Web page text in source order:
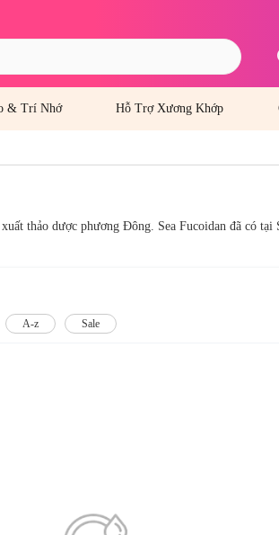
& Trí Nhớ Hỗ Trợ Xương Khớp
thảo dược phương Đông. Sea Fucoidan đã có tại
A-z Sale